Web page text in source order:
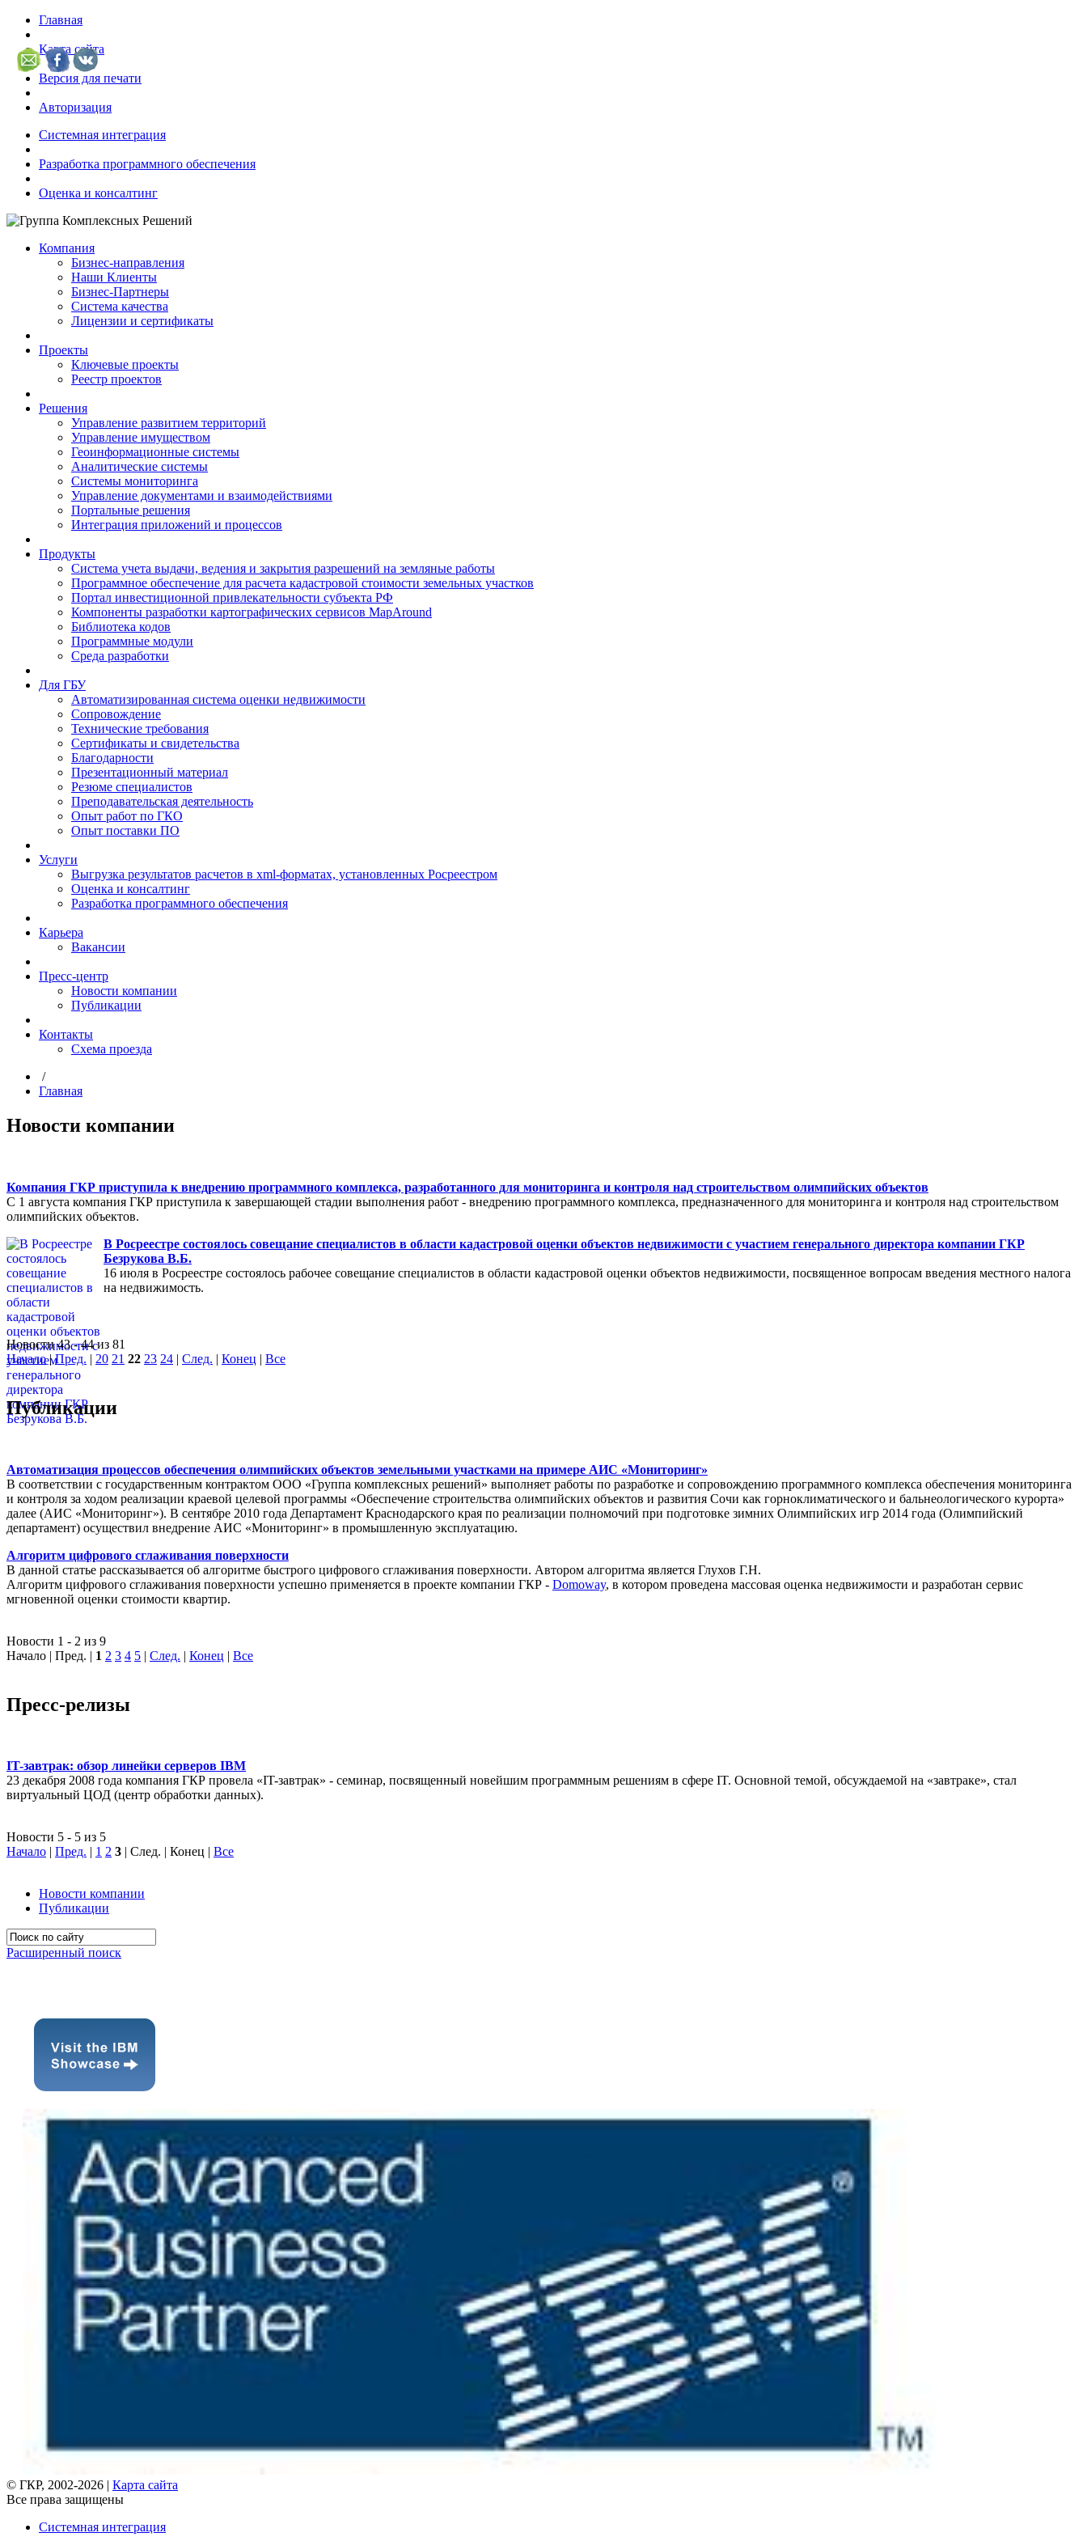
Главная
Карта сайта
Версия для печати
Авторизация
Системная интеграция
Разработка программного обеспечения
Оценка и консалтинг
Компания
Бизнес-направления
Наши Клиенты
Бизнес-Партнеры
Система качества
Лицензии и сертификаты
Проекты
Ключевые проекты
Реестр проектов
Решения
Управление развитием территорий
Управление имуществом
Геоинформационные системы
Аналитические системы
Системы мониторинга
Управление документами и взаимодействиями
Портальные решения
Интеграция приложений и процессов
Продукты
Система учета выдачи, ведения и закрытия разрешений на земляные работы
Программное обеспечение для расчета кадастровой стоимости земельных участков
Портал инвестиционной привлекательности субъекта РФ
Компоненты разработки картографических сервисов MapAround
Библиотека кодов
Программные модули
Среда разработки
Для ГБУ
Автоматизированная система оценки недвижимости
Сопровождение
Технические требования
Сертификаты и свидетельства
Благодарности
Презентационный материал
Резюме специалистов
Преподавательская деятельность
Опыт работ по ГКО
Опыт поставки ПО
Услуги
Выгрузка результатов расчетов в xml-форматах, установленных Росреестром
Оценка и консалтинг
Разработка программного обеспечения
Карьера
Вакансии
Пресс-центр
Новости компании
Публикации
Контакты
Схема проезда
/
Главная
Новости компании
Компания ГКР приступила к внедрению программного комплекса, разработанного для мониторинга и контроля над строительством олимпийских объектов
С 1 августа компания ГКР приступила к завершающей стадии выполнения работ - внедрению программного комплекса, предназначенного для мониторинга и контроля над строительством
олимпийских объектов.
В Росреестре состоялось совещание специалистов в области кадастровой оценки объектов недвижимости с участием генерального директора компании ГКР
Безрукова В.Б.
16 июля в Росреестре состоялось рабочее совещание специалистов в области кадастровой оценки объектов недвижимости, посвященное вопросам введения местного налога
на недвижимость.
Новости 43 - 44 из 81
Начало|Пред. | 20 21 22 23 24 | След. | Конец | Все
Публикации
Автоматизация процессов обеспечения олимпийских объектов земельными участками на примере АИС «Мониторинг»
В соответствии с государственным контрактом ООО «Группа комплексных решений» выполняет работы по разработке и сопровождению программного комплекса обеспечения мониторинга
и контроля за ходом реализации краевой целевой программы «Обеспечение строительства олимпийских объектов и развития Сочи как горноклиматического и бальнеологического курорта»
далее (АИС «Мониторинг»). В сентябре 2010 года Департамент Краснодарского края по реализации полномочий при подготовке зимних Олимпийских игр 2014 года (Олимпийский
департамент) осуществил внедрение АИС «Мониторинг» в промышленную эксплуатацию.
Алгоритм цифрового сглаживания поверхности
В данной статье рассказывается об алгоритме быстрого цифрового сглаживания поверхности. Автором алгоритма является Глухов Г.Н.
Алгоритм цифрового сглаживания поверхности успешно применяется в проекте компании ГКР - Domoway, в котором проведена массовая оценка недвижимости и разработан сервис
мгновенной оценки стоимости квартир.
Новости 1 - 2 из 9
Начало | Пред. | 1 2 3 4 5 | След. | Конец | Все
Пресс-релизы
IT-завтрак: обзор линейки серверов IBM
23 декабря 2008 года компания ГКР провела «IT-завтрак» - семинар, посвященный новейшим программным решениям в сфере IT. Основной темой, обсуждаемой на «завтраке», стал
виртуальный ЦОД (центр обработки данных).
Новости 5 - 5 из 5
Начало | Пред. | 1 2 3 | След. | Конец | Все
Новости компании
Публикации
Расширенный поиск
© ГКР, 2002-2026 | Карта сайта
Все права защищены
Системная интеграция